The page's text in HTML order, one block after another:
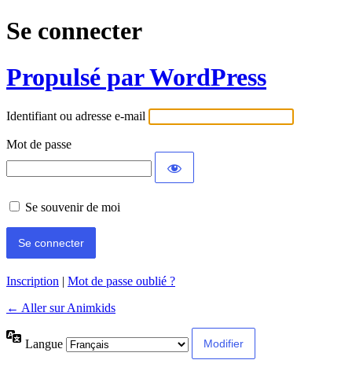
Se connecter
Propulsé par WordPress
Identifiant ou adresse e-mail
Mot de passe
Se souvenir de moi
Inscription | Mot de passe oublié ?
← Aller sur Animkids
Langue